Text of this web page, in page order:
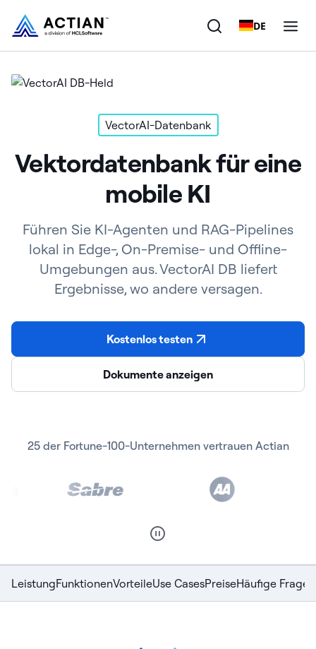
DE
Produkte
Kunden
Ressourcen
VectorAI-Datenbank
Vektordatenbank für eine
mobile KI
Führen Sie KI-Agenten und RAG-Pipelines
lokal in Edge-, On-Premise- und Offline-
Umgebungen aus. VectorAI DB liefert
Ergebnisse, wo andere versagen.
Kostenlos testen
Dokumente anzeigen
25 der Fortune-100-Unternehmen vertrauen Actian
LeistungFunktionenVorteileUse CasesPreiseHäufige Fragen